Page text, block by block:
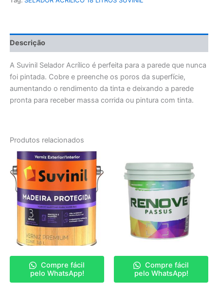
Descrição
A Suvinil Selador Acrílico é perfeita para a parede que nunca
foi pintada. Cobre e preenche os poros da superfície,
aumentando o rendimento da tinta e deixando a parede
pronta para receber massa corrida ou pintura com tinta.
Produtos relacionados
Compre fácil
pelo WhatsApp!
Compre fácil
pelo WhatsApp!